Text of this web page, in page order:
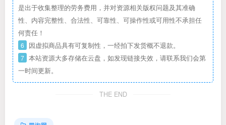
是出于收集整理的劳务费用，并对资源相关版权问题及其准确
性、内容完整性、合法性、可靠性、可操作性或可用性不承担任
何责任！
6 因虚拟商品具有可复制性，一经拍下发货概不退款。
7 本站资源大多存储在云盘，如发现链接失效，请联系我们会第
一时间更新。
THE END